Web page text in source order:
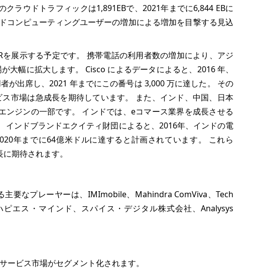
ラウドトラフィックは1,891EBで、2021年までに6,844 EBに
コンピューティングユーザーの増加による増加を目撃する見込
展示する予定です。 携帯電話の利用者数の増加により、アジ
大幅に拡大します。 Cisco によるデータによると、2016 年、
が出席し、2021 年までにこの番号は 3,000 万に達した。 その
市場は急成長を期待しています。 また、インド、中国、日本
ジンの一部です。 インドでは、eコマース業界を成長させる
インドブランドエクイティ財団によると、2016年、インドの電
年までに64億米ドルに達すると計画されています。 これら
期待されます。
主要なプレーヤーは、IMImobile、Mahindra ComViva、Tech
エス・マインド、スパイス・デジタル株式会社、Analysys
ビス市場がセグメント化されます。